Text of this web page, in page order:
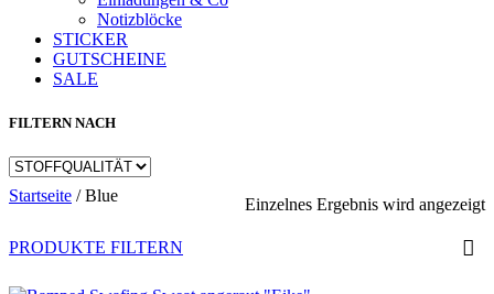
Notizblöcke
STICKER
GUTSCHEINE
SALE
FILTERN NACH
Startseite /Blue Einzelnes Ergebnis wird angezeigt
PRODUKTE FILTERN